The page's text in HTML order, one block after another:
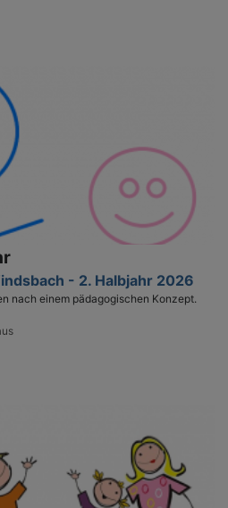
- 2. Halbjahr 2026
nach einem pädagogischen Konzept.